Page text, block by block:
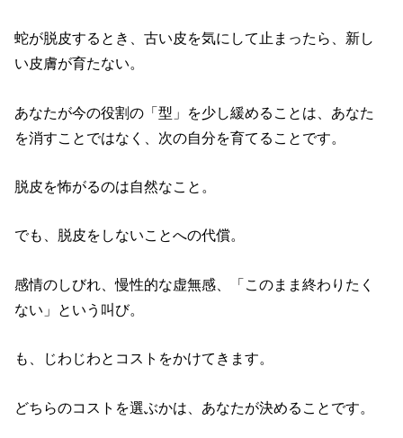
蛇が脱皮するとき、古い皮を気にして止まったら、新し
い皮膚が育たない。
あなたが今の役割の「型」を少し緩めることは、あなた
を消すことではなく、次の自分を育てることです。
脱皮を怖がるのは自然なこと。
でも、脱皮をしないことへの代償。
感情のしびれ、慢性的な虚無感、「このまま終わりたく
ない」という叫び。
も、じわじわとコストをかけてきます。
どちらのコストを選ぶかは、あなたが決めることです。